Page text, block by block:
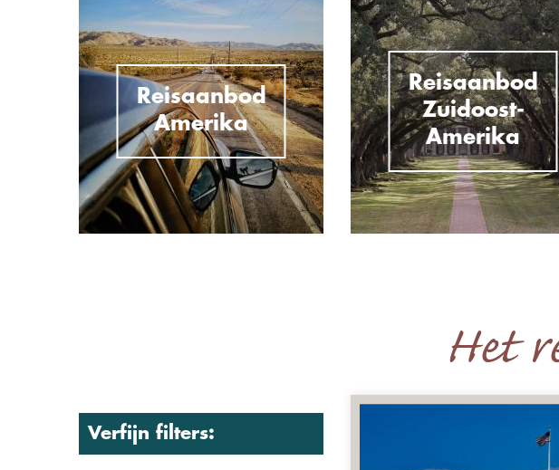
Reisaanbod
Amerika
Reisaanbod
Zuidoost-
Amerika
Het
Verfijn filters: